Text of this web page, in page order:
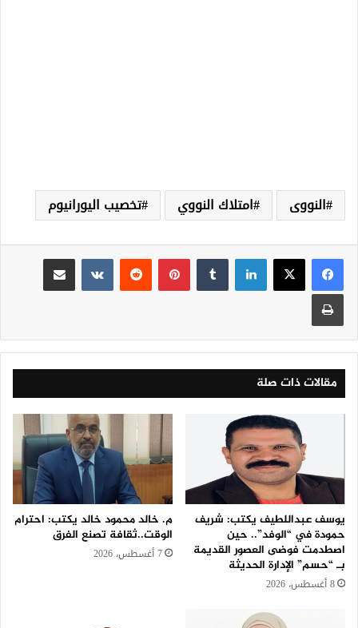
النووى امتلاك النووي تخصيب اليورانيوم
لينكدإن بينتيريست
مقالات ذات صلة
يوسف عبداللطيف يكتب: شريف
حمودة في “الوفد”.. حين
اصطدمت فوضى العصور القديمة
بـ “حسم” الإدارة الحديثة
8 أغسطس، 2026
م. خالد محمود خالد يكتب: احترام
الوقت..ثقافة تصنع الفرق
7 أغسطس، 2026